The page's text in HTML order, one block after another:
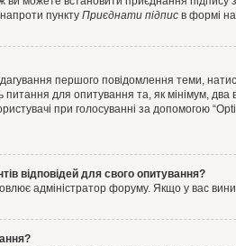
пункту Приєднати підпис в формі
першого повідомлення теми,
для опитування та, як мінімум, два
при голосуванні за допомогою
відповідей для свого опитування?
адміністратор форуму. Якщо у вас